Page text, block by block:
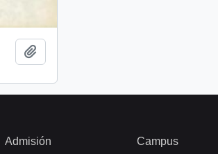
Admisión Campus